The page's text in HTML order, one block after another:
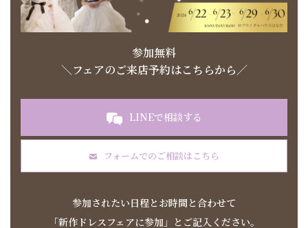
参加無料
＼フェアのご来店予約はこちらから／
LINEで相談する
フォームでのご相談はこちら
参加されたい日程とお時間と合わせて
「新作ドレスフェアに参加」とご記入ください。